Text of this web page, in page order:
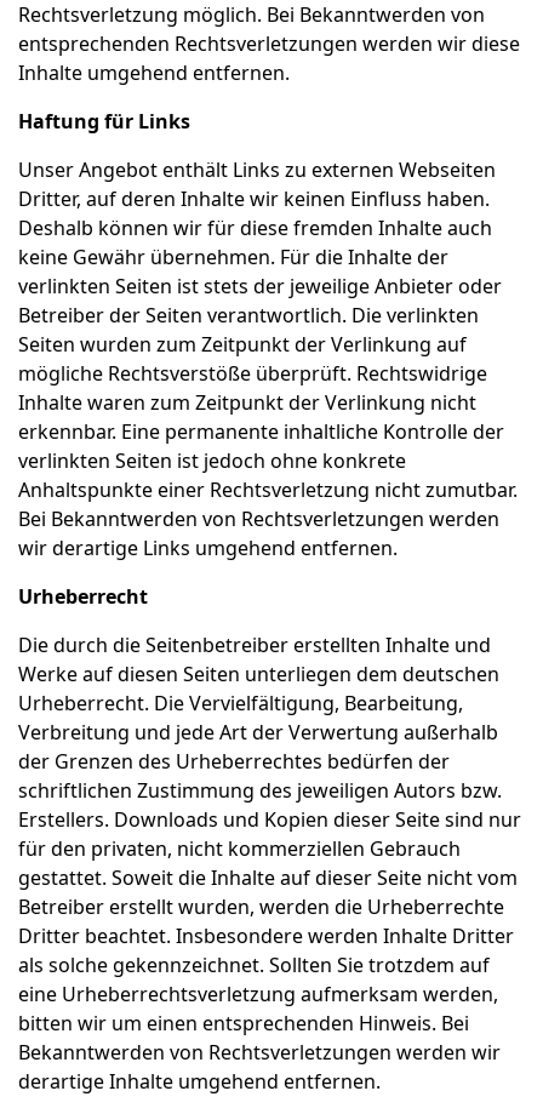
Rechtsverletzung möglich. Bei Bekanntwerden von
entsprechenden Rechtsverletzungen werden wir diese
Inhalte umgehend entfernen.
Haftung für Links
Unser Angebot enthält Links zu externen Webseiten
Dritter, auf deren Inhalte wir keinen Einfluss haben.
Deshalb können wir für diese fremden Inhalte auch
keine Gewähr übernehmen. Für die Inhalte der
verlinkten Seiten ist stets der jeweilige Anbieter oder
Betreiber der Seiten verantwortlich. Die verlinkten
Seiten wurden zum Zeitpunkt der Verlinkung auf
mögliche Rechtsverstöße überprüft. Rechtswidrige
Inhalte waren zum Zeitpunkt der Verlinkung nicht
erkennbar. Eine permanente inhaltliche Kontrolle der
verlinkten Seiten ist jedoch ohne konkrete
Anhaltspunkte einer Rechtsverletzung nicht zumutbar.
Bei Bekanntwerden von Rechtsverletzungen werden
wir derartige Links umgehend entfernen.
Urheberrecht
Die durch die Seitenbetreiber erstellten Inhalte und
Werke auf diesen Seiten unterliegen dem deutschen
Urheberrecht. Die Vervielfältigung, Bearbeitung,
Verbreitung und jede Art der Verwertung außerhalb
der Grenzen des Urheberrechtes bedürfen der
schriftlichen Zustimmung des jeweiligen Autors bzw.
Erstellers. Downloads und Kopien dieser Seite sind nur
für den privaten, nicht kommerziellen Gebrauch
gestattet. Soweit die Inhalte auf dieser Seite nicht vom
Betreiber erstellt wurden, werden die Urheberrechte
Dritter beachtet. Insbesondere werden Inhalte Dritter
als solche gekennzeichnet. Sollten Sie trotzdem auf
eine Urheberrechtsverletzung aufmerksam werden,
bitten wir um einen entsprechenden Hinweis. Bei
Bekanntwerden von Rechtsverletzungen werden wir
derartige Inhalte umgehend entfernen.